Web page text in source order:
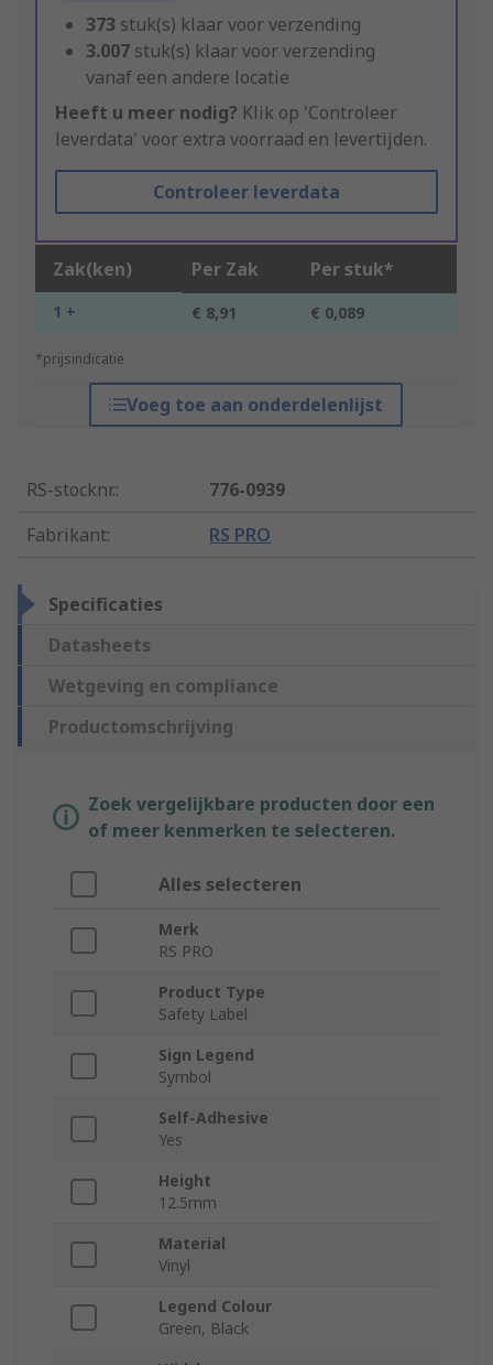
373 stuk(s) klaar voor verzending
3.007 stuk(s) klaar voor verzending
vanaf een andere locatie
Heeft u meer nodig? Klik op 'Controleer
leverdata' voor extra voorraad en levertijden.
Controleer leverdata
Zak(ken) Per Zak Per stuk*
1 + € 8,91 € 0,089
*prijsindicatie
Voeg toe aan onderdelenlijst
RS-stocknr.:
776-0939
Fabrikant: RS PRO
Specificaties
Datasheets
Wetgeving en compliance
Productomschrijving
Zoek vergelijkbare producten door een
of meer kenmerken te selecteren.
Alles selecteren
Merk
RS PRO
Product Type
Safety Label
Sign Legend
Symbol
Self-Adhesive
Yes
Height
12.5mm
Material
Vinyl
Legend Colour
Green, Black